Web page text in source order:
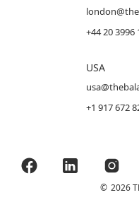
+44 20 3996
USA
+1 917 672
© 2026